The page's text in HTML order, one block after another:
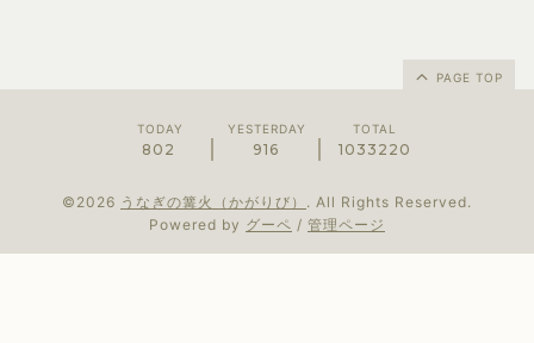
PAGE TOP
TODAY
802
YESTERDAY
916
TOTAL
1033220
©2026 うなぎの篝火（かがりび） . All Rights Reserved.
Powered by グーペ / 管理ページ